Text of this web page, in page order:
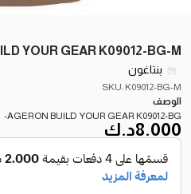
YOUR GEAR K09012-BG-M
بنتاغون
SKU: K09012-BG-M
الوصف
AGERON BUILD YOUR GEAR K09012-BG-
8.000د.ك